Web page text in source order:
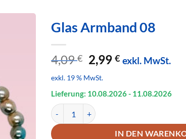
Glas Armband 08
4,09€ Ursprünglicher
Preis
war:
4,09 €
2,99€Aktueller
2,99 €.
exkl. MwSt.
exkl. 19 % MwSt.
Lieferung: 10.08.2026- 11.08.2026
Glas Armband 08 Menge
IN DEN